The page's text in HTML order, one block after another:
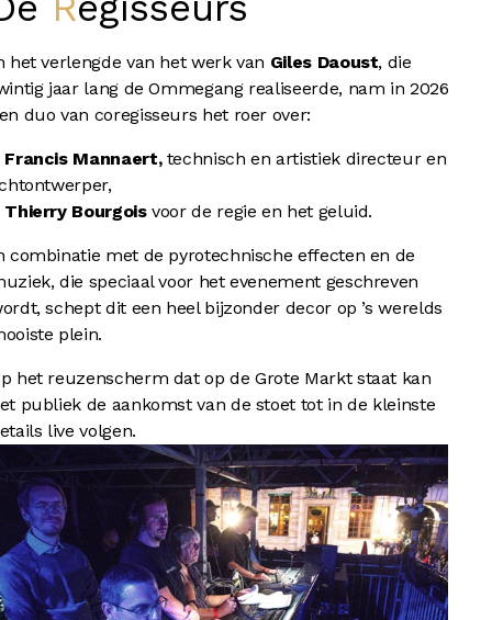
het verlengde van het werk van Giles Daoust, die
jaar lang de Ommegang realiseerde, nam in 2026
duo van coregisseurs het roer over:
Francis Mannaert,technisch en artistiek directeur en
Thierry Bourgoisvoor de regie en het geluid.
combinatie met de pyrotechnische effecten en de
die speciaal voor het evenement geschreven
schept dit een heel bijzonder decor op ’s werelds
plein.
het reuzenscherm dat op de Grote Markt staat kan
publiek de aankomst van de stoet tot in de kleinste
live volgen.